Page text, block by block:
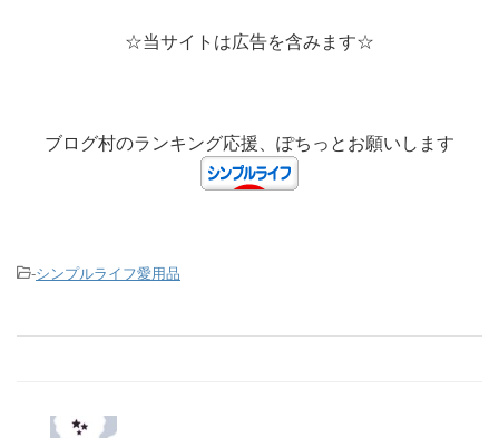
☆当サイトは広告を含みます☆
ブログ村のランキング応援、ぽちっとお願いします
-シンプルライフ愛用品